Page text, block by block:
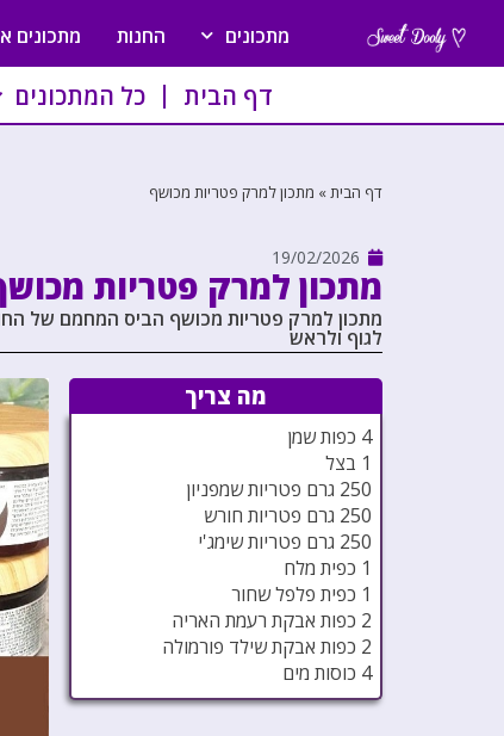
מתכונים החנות מתכונים
דף הבית כל המתכונים
דף הבית» מתכון למרק פטריות מכושף
19/02/2026
מתכון למרק פטריות
מתכון למרק פטריות מכושף הביס המחמם של
לגוף ולראש
מה צריך
4 כפות שמן
1 בצל
250 גרם פטריות שמפניון
250 גרם פטריות חורש
250 גרם פטריות שימג'י
1 כפית מלח
1 כפית פלפל שחור
2 כפות אבקת רעמת האריה
2 כפות אבקת שילד פורמולה
4 כוסות מים